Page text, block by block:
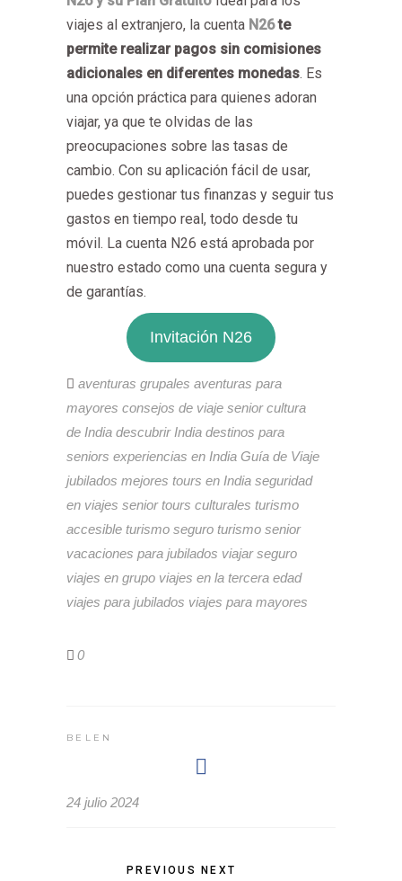
viajes al extranjero, la cuenta N26te
permite realizar pagos sin comisiones
adicionales en diferentes monedas. Es
una opción práctica para quienes adoran
viajar, ya que te olvidas de las
preocupaciones sobre las tasas de
cambio. Con su aplicación fácil de usar,
puedes gestionar tus finanzas y seguir tus
gastos en tiempo real, todo desde tu
móvil. La cuenta N26 está aprobada por
nuestro estado como una cuenta segura y
de garantías.
Invitación N26
aventuras grupales aventuras para
mayores consejos de viaje senior cultura
de India descubrir India destinos para
seniors experiencias en India Guía de Viaje
jubilados mejores tours en India seguridad
en viajes senior tours culturales turismo
accesible turismo seguro turismo senior
vacaciones para jubilados viajar seguro
viajes en grupo viajes en la tercera edad
viajes para jubilados viajes para mayores
0
BELEN
24 julio 2024
PREVIOUS
NEXT